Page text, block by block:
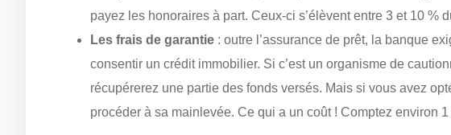
payez les honoraires à part. Ceux-ci s’élèvent entre 3 et 10 %
Les frais de garantie : outre l’assurance de prêt, la banque
consentir un crédit immobilier. Si c’est un organisme de
récupérerez une partie des fonds versés. Mais si vous avez
procéder à sa mainlevée. Ce qui a un coût ! Comptez environ 1